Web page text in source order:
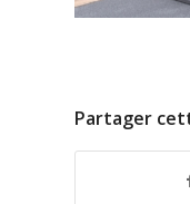
Partager